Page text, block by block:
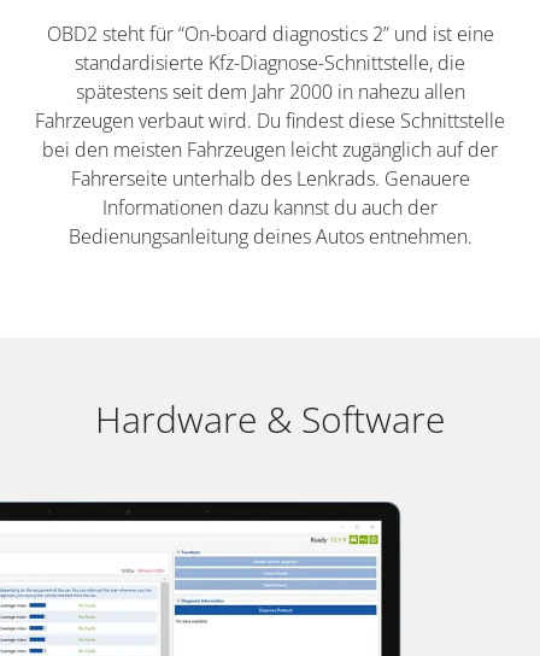
OBD2 steht für “On-board diagnostics 2” und ist eine
standardisierte Kfz-Diagnose-Schnittstelle, die
spätestens seit dem Jahr 2000 in nahezu allen
Fahrzeugen verbaut wird. Du findest diese Schnittstelle
bei den meisten Fahrzeugen leicht zugänglich auf der
Fahrerseite unterhalb des Lenkrads. Genauere
Informationen dazu kannst du auch der
Bedienungsanleitung deines Autos entnehmen.
Hardware & Software